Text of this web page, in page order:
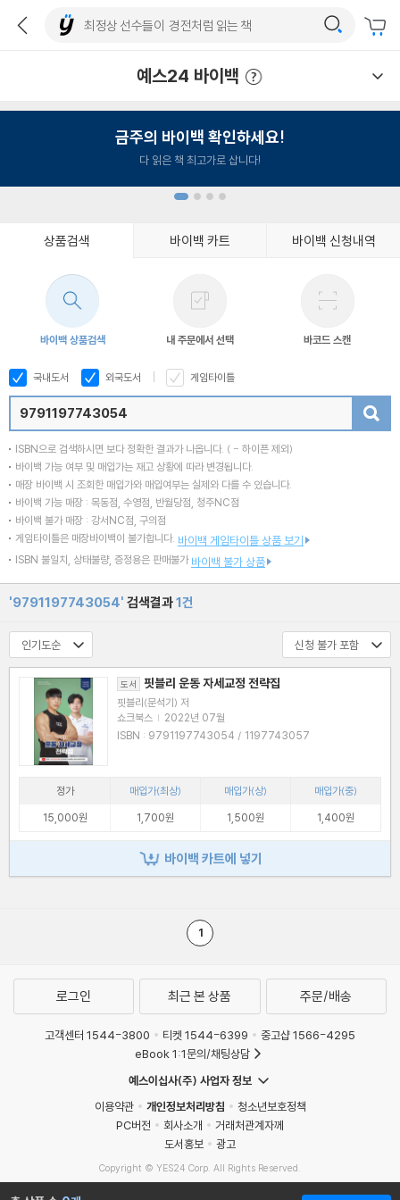
예스24 바이백
금주의 바이백 확인하세요!
다 읽은 책 최고가로 삽니다!
상품검색 바이백 카트 바이백 신청내역
바이백 상품검색 내 주문에서 선택 바코드 스캔
국내도서 외국도서 게임타이틀
ISBN으로 검색하시면 보다 정확한 결과가 나옵니다. ( - 하이픈 제외)
바이백 가능 여부 및 매입가는 재고 상황에 따라 변경됩니다.
매장 바이백 시 조회한 매입가와 매입여부는 실제와 다를 수 있습니다.
바이백 가능 매장 : 목동점, 수영점, 반월당점, 청주NC점
바이백 불가 매장 : 강서NC점, 구의점
게임타이틀은 매장바이백이 불가합니다. 바이백 게임타이틀 상품 보기
ISBN 불일치, 상태불량, 증정용은 판매불가 바이백 불가 상품
'9791197743054' 검색결과1건
도서 핏블리 운동 자세교정 전략집
핏블리(문석기) 저
쇼크북스 | 2022년 07월
ISBN : 9791197743054 / 1197743057
정가 매입가(최상) 매입가(상)
매입가(중)
15,000원
1,700원 1,500원 1,400원
바이백 카트에 넣기
1
로그인 최근 본 상품 주문/배송
고객센터 1544-3800 티켓 1544-6399
중고샵 1566-4295
eBook 1:1문의/채팅상담
예스이십사(주) 사업자 정보
이용약관
개인정보처리방침
청소년보호정책
PC버전
회사소개
거래처관계자께
도서홍보
광고
Copyright © YES24 Corp. All Rights Reserved.
MATOM13